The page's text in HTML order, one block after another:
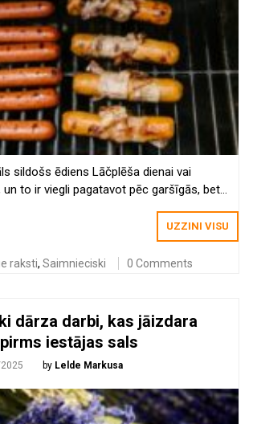
sildošs ēdiens Lāčplēša dienai vai
to ir viegli pagatavot pēc garšīgās, bet
UZZINI VISU
raksti, Saimnieciski 0 Comments
dārza darbi, kas jāizdara
iestājas sals
by Lelde Markusa